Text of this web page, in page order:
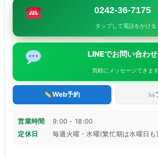
0242-36-7175
タップして電話をかける
LINEでお問い合わせ
気軽にメッセージできま
Web予約
営業時間
9:00 - 18:00
定休日
毎週火曜・水曜(繁忙期は水曜日も